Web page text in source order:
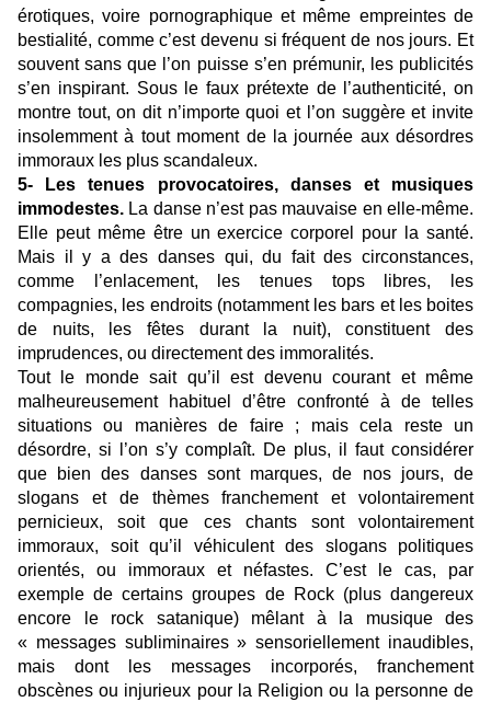
érotiques, voire pornographique et même empreintes de
bestialité, comme c’est devenu si fréquent de nos jours. Et
souvent sans que l’on puisse s’en prémunir, les publicités
s’en inspirant. Sous le faux prétexte de l’authenticité, on
montre tout, on dit n’importe quoi et l’on suggère et invite
insolemment à tout moment de la journée aux désordres
immoraux les plus scandaleux.
5- Les tenues provocatoires, danses et musiques
immodestes. La danse n’est pas mauvaise en elle-même.
Elle peut même être un exercice corporel pour la santé.
Mais il y a des danses qui, du fait des circonstances,
comme l’enlacement, les tenues tops libres, les
compagnies, les endroits (notamment les bars et les boites
de nuits, les fêtes durant la nuit), constituent des
imprudences, ou directement des immoralités.
Tout le monde sait qu’il est devenu courant et même
malheureusement habituel d’être confronté à de telles
situations ou manières de faire ; mais cela reste un
désordre, si l’on s’y complaît. De plus, il faut considérer
que bien des danses sont marques, de nos jours, de
slogans et de thèmes franchement et volontairement
pernicieux, soit que ces chants sont volontairement
immoraux, soit qu’il véhiculent des slogans politiques
orientés, ou immoraux et néfastes. C’est le cas, par
exemple de certains groupes de Rock (plus dangereux
encore le rock satanique) mêlant à la musique des
« messages subliminaires » sensoriellement inaudibles,
mais dont les messages incorporés, franchement
obscènes ou injurieux pour la Religion ou la personne de